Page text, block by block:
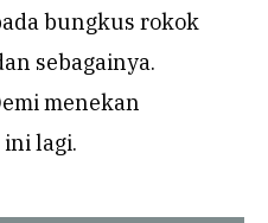
bungkus rokok
sebagainya.
menekan
lagi.